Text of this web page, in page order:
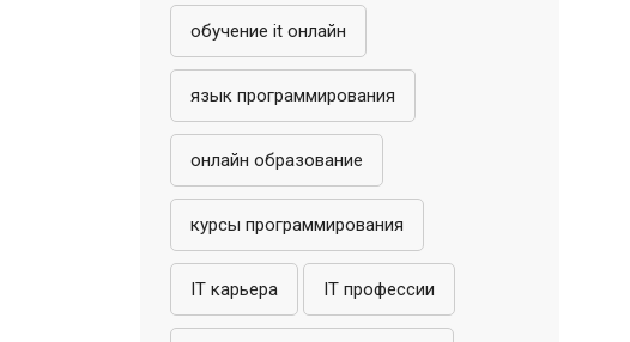
обучение it онлайн
язык программирования
онлайн образование
курсы программирования
IT карьера IT профессии